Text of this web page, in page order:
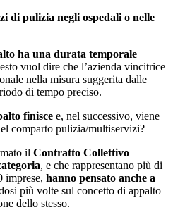
di pulizia negli ospedali o nelle
ha una durata temporale
vuol dire che l’azienda vincitrice
nella misura suggerita dalle
di tempo preciso.
finisce e, nel successivo, viene
comparto pulizia/multiservizi?
il Contratto Collettivo
, e che rappresentano più di
imprese, hanno pensato anche a
più volte sul concetto di appalto
dello stesso.